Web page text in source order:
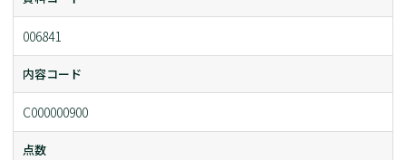
006841
内容コード
C000000900
点数